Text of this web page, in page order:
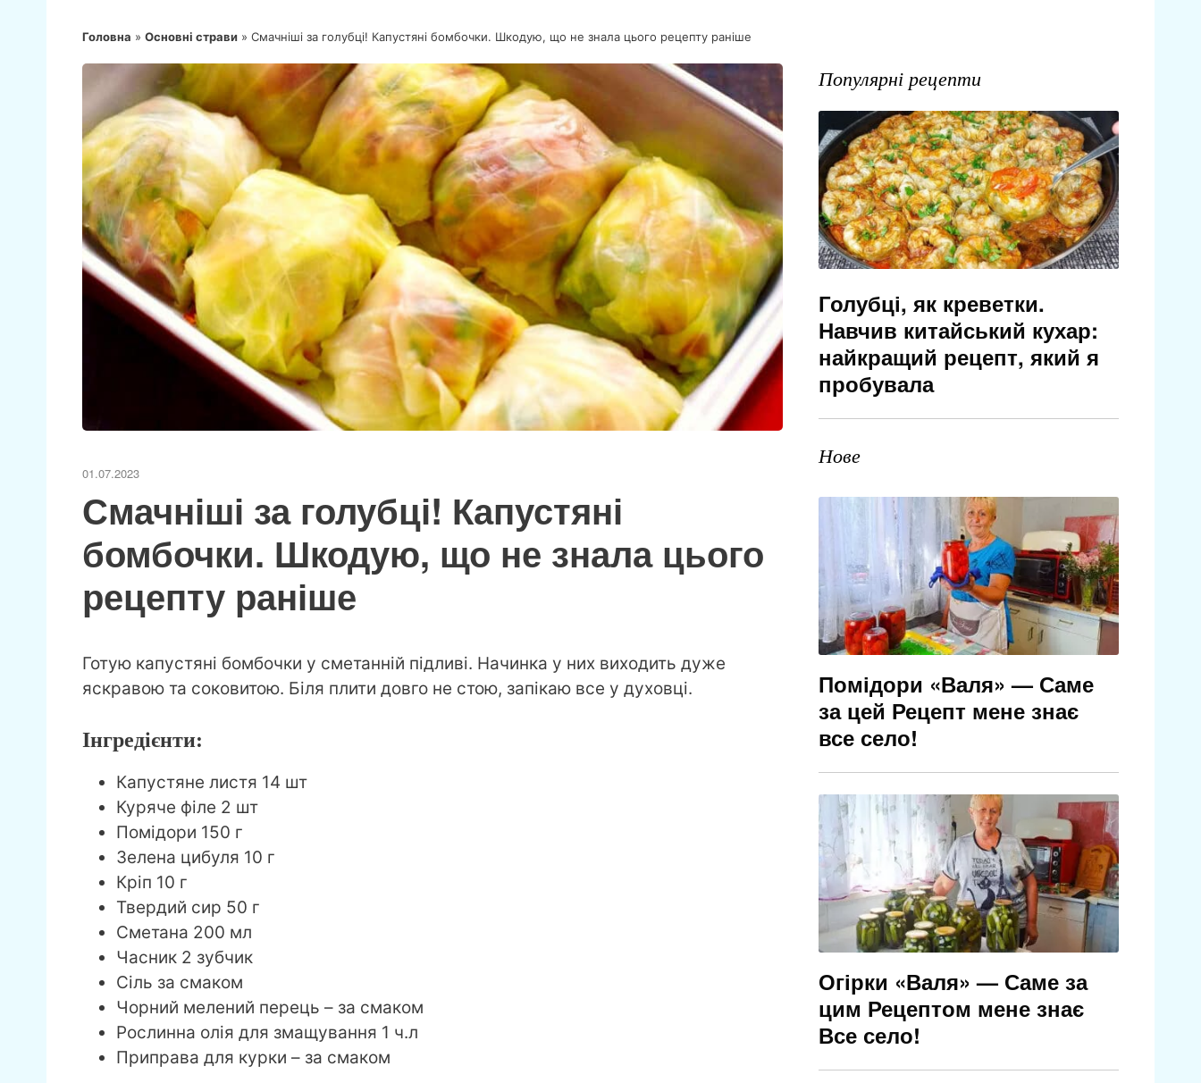
Головна » Основні страви » Смачніші за голубці! Капустяні бомбочки. Шкодую, що не знала цього рецепту раніше
01.07.2023
Смачніші за голубці! Капустяні
бомбочки. Шкодую, що не знала цього
рецепту раніше
Готую капустяні бомбочки у сметанній підливі. Начинка у них виходить дуже
яскравою та соковитою. Біля плити довго не стою, запікаю все у духовці.
Інгредієнти:
Капустяне листя 14 шт
Куряче філе 2 шт
Помідори 150 г
Зелена цибуля 10 г
Кріп 10 г
Твердий сир 50 г
Сметана 200 мл
Часник 2 зубчик
Сіль за смаком
Чорний мелений перець – за смаком
Рослинна олія для змащування 1 ч.л
Приправа для курки – за смаком
Популярні рецепти
Голубці, як креветки.
Навчив китайський кухар:
найкращий рецепт, який я
пробувала
Нове
Помідори «Валя» — Саме
за цей Рецепт мене знає
все село!
Огірки «Валя» — Саме за
цим Рецептом мене знає
Все село!